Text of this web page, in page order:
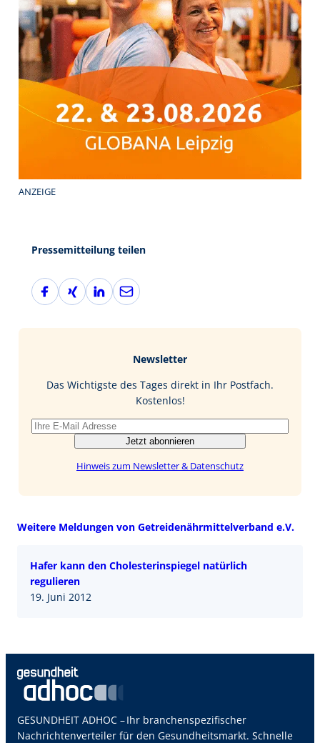
ANZEIGE
Pressemitteilung teilen
F
a
X
i
L
i
I
E
-
Newsletter
Das Wichtigste des Tages direkt in Ihr Postfach.
Kostenlos!
Jetzt abonnieren
Hinweis zum Newsletter & Datenschutz
Weitere Meldungen von Getreidenährmittelverband e.V.
Hafer kann den Cholesterinspiegel natürlich
regulieren
19. Juni 2012
GESUNDHEIT ADHOC – Ihr branchenspezifischer
Nachrichtenverteiler für den Gesundheitsmarkt. Schnelle